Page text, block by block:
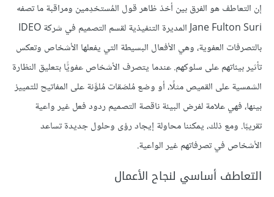
إن التعاطف هو الفرق بين أخذ ظاهر قول المُستخدِمين ومراقبة ما تصفه
Jane Fulton Suri المديرة التنفيذية لقسم التصميم في شركة IDEO
بالتصرفات العفوية، وهي الأفعال البسيطة التي يفعلها الأشخاص وتعكس
تأثير بيئاتهم على سلوكهم. عندما يتصرف الأشخاص عفويًّا بتعليق النظارة
الشمسية على القميص مثلًا، أو وضع مُلصَقات مُلوَّنة على المفاتيح للتمييز
بينها، فهي علامة لفرض البيئة ناقصة التصميم ردود فعل غير واعية
تقريبًا. ومع ذلك، يمكننا محاولة إيجاد رؤى وحلول جديدة تساعد
الأشخاص في تصرفاتهم غير الواعية.
التعاطف أساسي لنجاح الأعمال